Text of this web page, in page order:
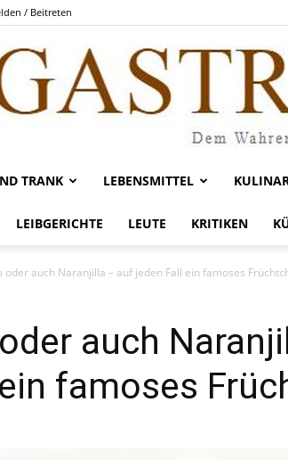
/ Beitreten
TRANK LEBENSMITTEL
LEIBGERICHTE LEUTE KRITIKEN
oder auch Naranjilla – auf jeden Fall ein famoses
auch
famoses